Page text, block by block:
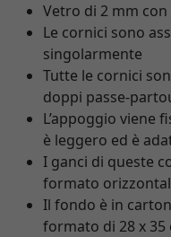
Vetro di 2 mm
Le cornici sono
singolarmente
Tutte le cornici
doppi passe-
L’appoggio viene
è leggero ed è
I ganci di queste
formato
Il fondo è in
formato di 28 x 35